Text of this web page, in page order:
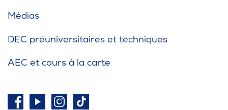
Médias
DEC préuniversitaires et techniques
AEC et cours à la carte